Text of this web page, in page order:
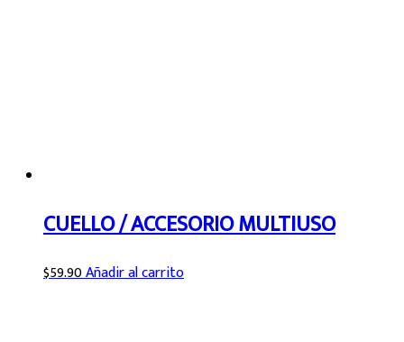
CUELLO / ACCESORIO MULTIUSO
$59.90Añadir al carrito